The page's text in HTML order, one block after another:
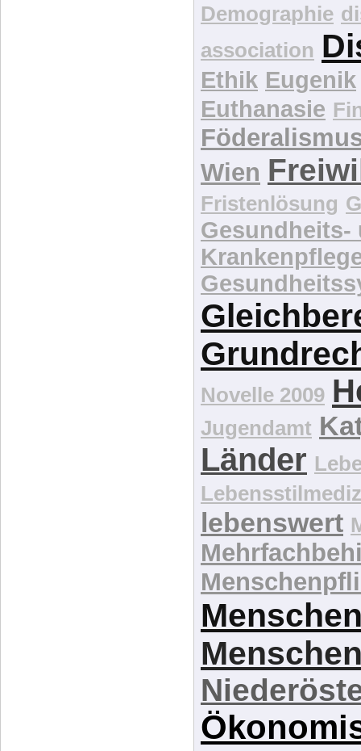
Demographie
association
Ethik Eugenik
Euthanasie
Wien
Fristenlösung
Gesundheits-
Novelle 2009
Jugendamt
Länder
lebenswert